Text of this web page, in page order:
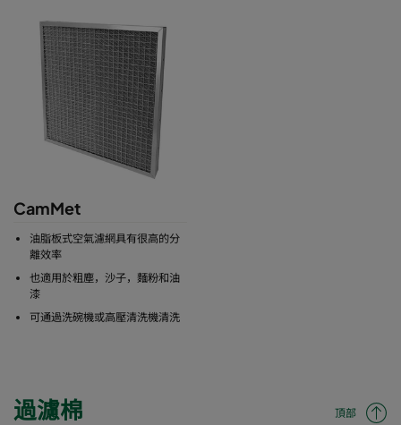
CamMet
油脂板式空氣濾網具有很高的分
離效率
也適用於粗塵，沙子，麵粉和油
漆
可通過洗碗機或高壓清洗機清洗
過濾棉 頂部